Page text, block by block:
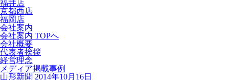
福井店
京都西店
福岡店
会社案内
会社案内 TOPへ
会社概要
代表者挨拶
経営理念
メディア掲載事例
山形新聞 2014年10月16日